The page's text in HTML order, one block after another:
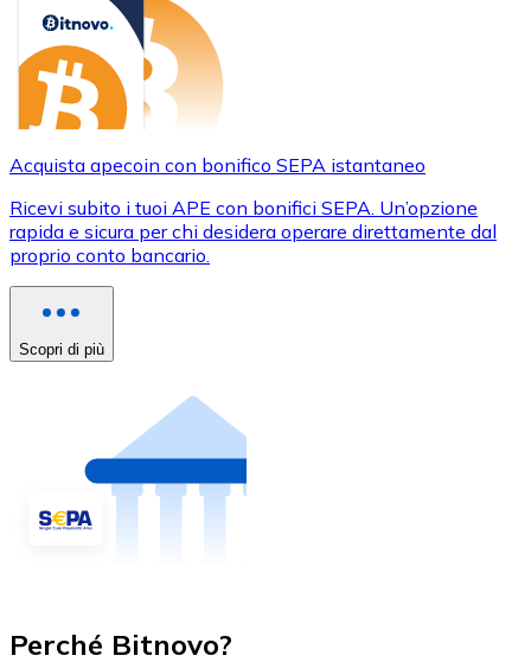
Acquista apecoin con bonifico SEPA istantaneo
Ricevi subito i tuoi APE con bonifici SEPA. Un’opzione
rapida e sicura per chi desidera operare direttamente dal
proprio conto bancario.
Scopri di più
Perché Bitnovo?